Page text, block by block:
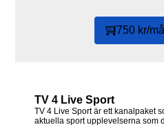
750 kr/
TV 4 Live Sport
TV 4 Live Sport är ett kanalpaket
aktuella sport upplevelserna som